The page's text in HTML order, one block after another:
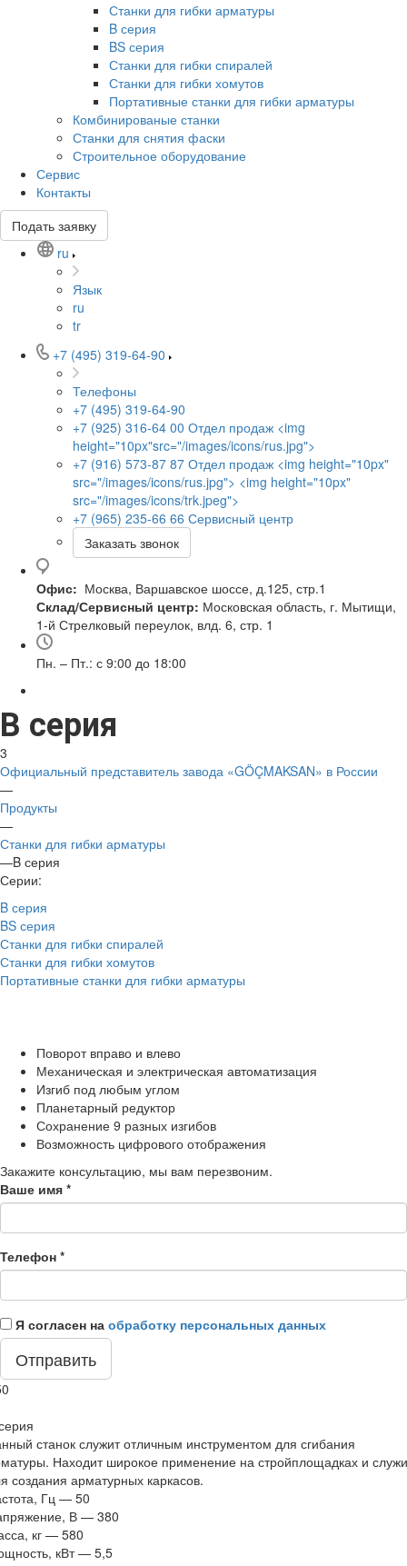
Станки для гибки арматуры
B серия
BS серия
Станки для гибки спиралей
Станки для гибки хомутов
Портативные станки для гибки арматуры
Комбинированые станки
Станки для снятия фаски
Строительное оборудование
Сервис
Контакты
Подать заявку
ru
Язык
ru
tr
+7 (495) 319-64-90
Телефоны
+7 (495) 319-64-90
+7 (925) 316-64 00 Отдел продаж <img
height="10px"src="/images/icons/rus.jpg">
+7 (916) 573-87 87 Отдел продаж <img height="10px"
src="/images/icons/rus.jpg"> <img height="10px"
src="/images/icons/trk.jpeg">
+7 (965) 235-66 66 Сервисный центр
Заказать звонок
Офис: Москва, Варшавское шоссе, д.125, стр.1
Склад/Сервисный центр: Московская область, г. Мытищи,
1-й Стрелковый переулок, влд. 6, стр. 1
Пн. – Пт.: с 9:00 до 18:00
B серия
3
Официальный представитель завода «GÖÇMAKSAN» в России
—
Продукты
—
Станки для гибки арматуры
—B серия
Серии:
B серия
BS серия
Станки для гибки спиралей
Станки для гибки хомутов
Портативные станки для гибки арматуры
Поворот вправо и влево
Механическая и электрическая автоматизация
Изгиб под любым углом
Планетарный редуктор
Сохранение 9 разных изгибов
Возможность цифрового отображения
Закажите консультацию, мы вам перезвоним.
Ваше имя *
Телефон *
Я согласен на обработку персональных данных
станок служит отличным инструментом для сгибания
Находит широкое применение на стройплощадках и
создания арматурных каркасов.
Гц — 50
В — 380
кг — 580
кВт — 5,5